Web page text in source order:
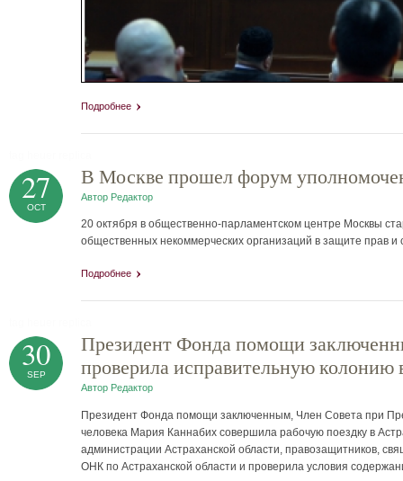
Подробнее
В Москве прошел форум
Автор Редактор
27
OCT
20 октября в общественно-парламентском центре Москвы
общественных некоммерческих организаций в защите прав
Подробнее
Президент Фонда помощи
проверила исправительную колонию
Автор Редактор
30
SEP
Президент Фонда помощи заключенным, Член Совета при
человека Мария Каннабих совершила рабочую поездку в
администрации Астраханской области, правозащитников,
ОНК по Астраханской области и проверила условия